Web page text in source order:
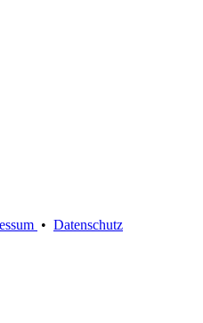
• Datenschutz